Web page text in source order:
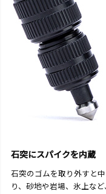
石突にスパイクを内蔵
石突のゴムを取り外すと
り、砂地や岩場、氷上な